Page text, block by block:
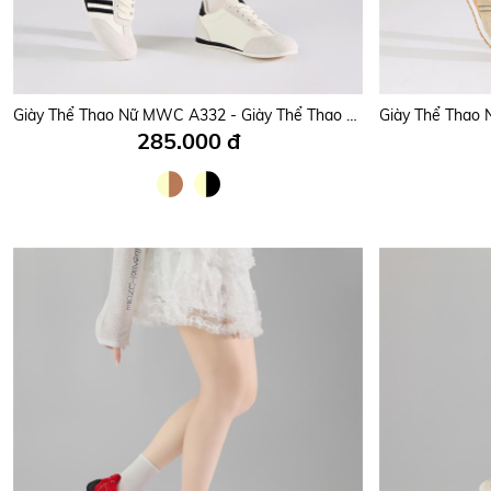
Giày Thể Thao Nữ MWC A332 - Giày Thể Thao Nữ Cổ Thấp, Đi Học, Đi Chơi, Xuống Phố Nhẹ Nhàng, Năng Động, Thời Trang.
285.000 đ